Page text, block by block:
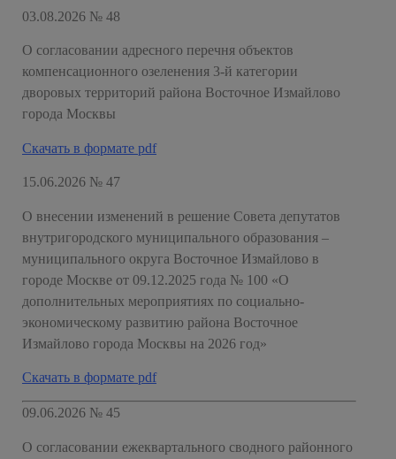
03.08.2026 № 48
О согласовании адресного перечня объектов
компенсационного озеленения 3-й категории
дворовых территорий района Восточное Измайлово
города Москвы
Скачать в формате pdf
15.06.2026 № 47
О внесении изменений в решение Совета депутатов
внутригородского муниципального образования –
муниципального округа Восточное Измайлово в
городе Москве от 09.12.2025 года № 100 «О
дополнительных мероприятиях по социально-
экономическому развитию района Восточное
Измайлово города Москвы на 2026 год»
Скачать в формате pdf
09.06.2026 № 45
О согласовании ежеквартального сводного районного